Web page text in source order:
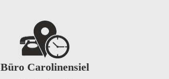
Büro Carolinensiel